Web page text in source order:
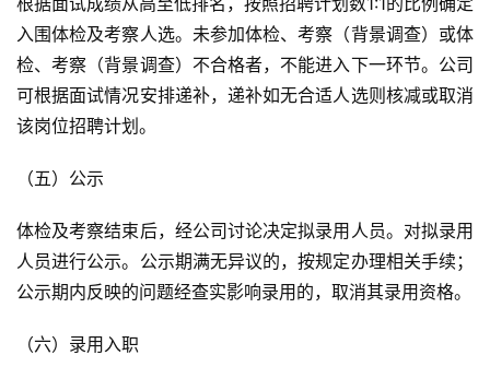
入围体检及考察人选。未参加体检、考察（背景调查）或体
检、考察（背景调查）不合格者，不能进入下一环节。公司
可根据面试情况安排递补，递补如无合适人选则核减或取消
该岗位招聘计划。
（五）公示
体检及考察结束后，经公司讨论决定拟录用人员。对拟录用
人员进行公示。公示期满无异议的，按规定办理相关手续；
公示期内反映的问题经查实影响录用的，取消其录用资格。
（六）录用入职